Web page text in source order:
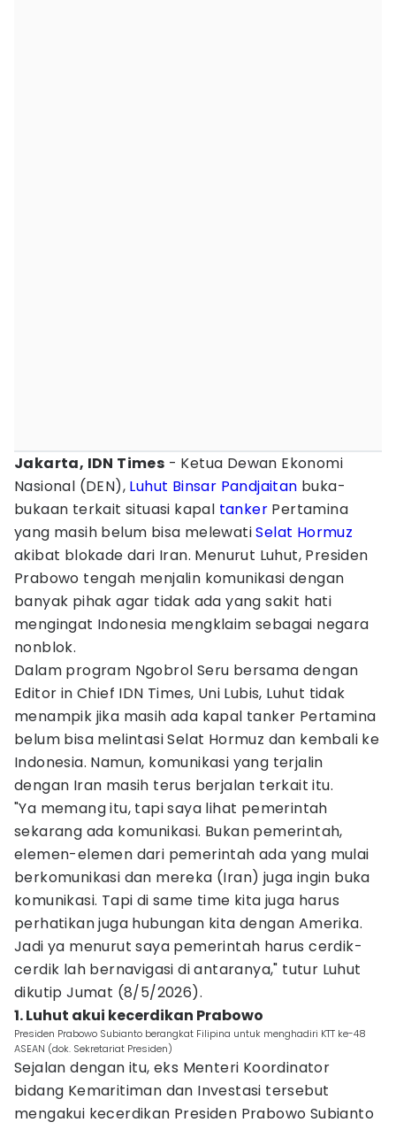
Jakarta, IDN Times - Ketua Dewan Ekonomi
Nasional (DEN), Luhut Binsar Pandjaitan buka-
bukaan terkait situasi kapal tanker Pertamina
yang masih belum bisa melewatiSelat Hormuz
akibat blokade dari Iran. Menurut Luhut, Presiden
Prabowo tengah menjalin komunikasi dengan
banyak pihak agar tidak ada yang sakit hati
mengingat Indonesia mengklaim sebagai negara
nonblok.
Dalam program Ngobrol Seru bersama dengan
Editor in Chief IDN Times, Uni Lubis, Luhut tidak
menampik jika masih ada kapal tanker Pertamina
belum bisa melintasi Selat Hormuz dan kembali ke
Indonesia. Namun, komunikasi yang terjalin
dengan Iran masih terus berjalan terkait itu.
"Ya memang itu, tapi saya lihat pemerintah
sekarang ada komunikasi. Bukan pemerintah,
elemen-elemen dari pemerintah ada yang mulai
berkomunikasi dan mereka (Iran) juga ingin buka
komunikasi. Tapi di same time kita juga harus
perhatikan juga hubungan kita dengan Amerika.
Jadi ya menurut saya pemerintah harus cerdik-
cerdik lah bernavigasi di antaranya," tutur Luhut
dikutip Jumat (8/5/2026).
1. Luhut akui kecerdikan Prabowo
Presiden Prabowo Subianto berangkat Filipina untuk menghadiri KTT ke-48
ASEAN (dok. Sekretariat Presiden)
Sejalan dengan itu, eks Menteri Koordinator
bidang Kemaritiman dan Investasi tersebut
mengakui kecerdikan Presiden Prabowo Subianto